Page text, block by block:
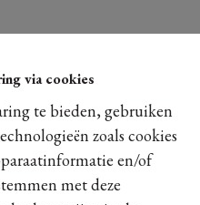
via cookies
te bieden, gebruiken
zoals cookies
en/of
met deze